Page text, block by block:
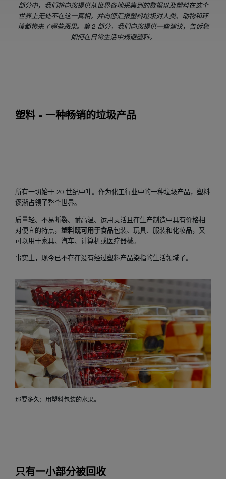
部分中，我们将向您提供从世界各地采集到的数据以及塑料在这个
世界上无处不在这一真相，并向您汇报塑料垃圾对人类、动物和环
境都带来了哪些恶果。第 2 部分，我们向您提供一些建议，告诉您
如何在日常生活中规避塑料。
塑料 - 一种畅销的垃圾产品
所有一切始于 20 世纪中叶。作为化工行业中的一种垃圾产品，塑料
逐渐占领了整个世界。
质量轻、不易断裂、耐高温、运用灵活且在生产制造中具有价格相
对便宜的特点， 塑料既可用于食品包装、玩具、服装和化妆品，又
可以用于家具、汽车、计算机或医疗器械。
事实上，现今已不存在没有经过塑料产品染指的生活领域了。
那要多久：用塑料包装的水果。
只有一小部分被回收